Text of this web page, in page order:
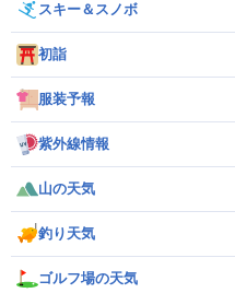
スキー＆スノボ
初詣
服装予報
紫外線情報
山の天気
釣り天気
ゴルフ場の天気